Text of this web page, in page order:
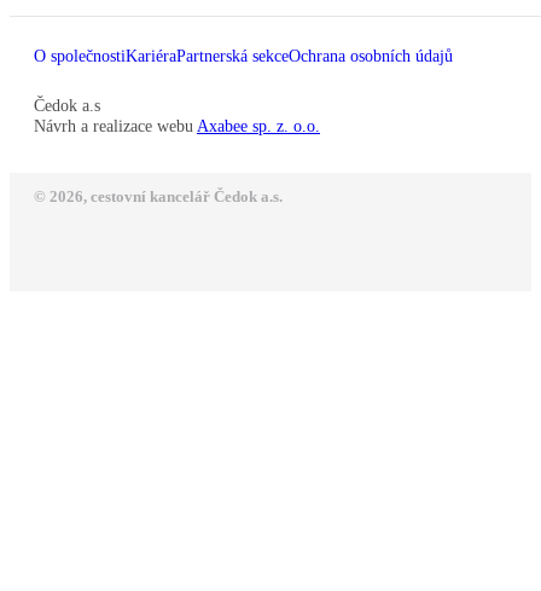
O společnostiKariéraPartnerská sekceOchrana osobních údajů
Čedok a.s
Návrh a realizace webu Axabee sp. z. o.o.
© 2026, cestovní kancelář Čedok a.s.